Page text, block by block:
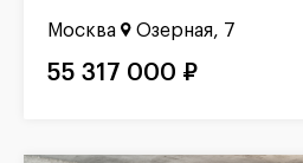
Москва Озерная, 7
55 317 000 ₽